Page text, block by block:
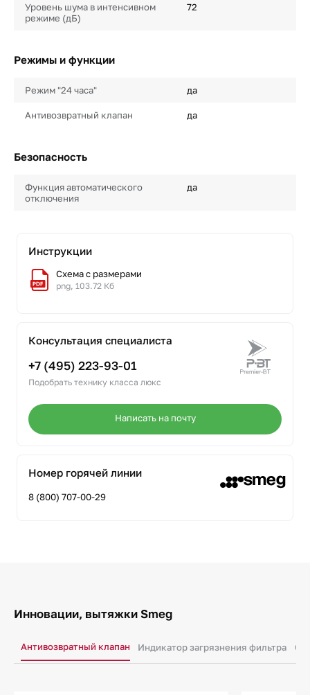
Уровень шума в интенсивном
режиме (дБ)
72
Режимы и функции
Режим "24 часа" да
Антивозвратный клапан да
Безопасность
Функция автоматического
отключения
да
Инструкции
Схема с размерами
png, 103.72 Кб
Консультация специалиста
+7 (495) 223-93-01
Подобрать технику класса люкс
Написать на почту
Номер горячей линии
8 (800) 707-00-29
Инновации, вытяжки Smeg
Антивозвратный клапан Индикатор загрязнения фильтра